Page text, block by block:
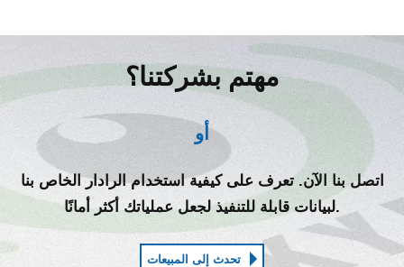
مهتم بشركتنا؟
أو
اتصل بنا الآن. تعرف على كيفية استخدام الرادار الخاص بنا
لبيانات قابلة للتنفيذ لجعل عملياتك أكثر أمانًا.
تحدث إلى المبيعات